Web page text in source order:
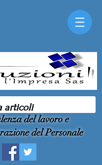
del lavoro e
del Personale